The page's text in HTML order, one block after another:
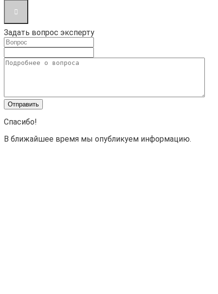
Задать вопрос эксперту
Спасибо!
В ближайшее время мы опубликуем информацию.